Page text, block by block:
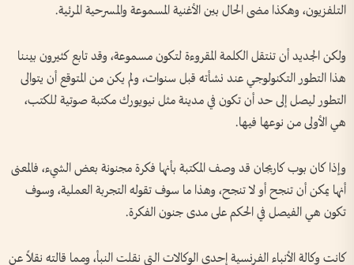
التلفزيون، وهكذا مضى الحال بين الأغنية المسموعة والمسرحية المرئية.
ولكن الجديد أن تنتقل الكلمة المقروءة لتكون مسموعة، وقد تابع كثيرون بيننا
هذا التطور التكنولوجي عند نشأته قبل سنوات، ولم يكن من المتوقع أن يتوالى
التطور ليصل إلى حد أن تكون في مدينة مثل نيويورك مكتبة صوتية للكتب،
هي الأولى من نوعها فيها.
وإذا كان بوب كاريجان قد وصف المكتبة بأنها فكرة مجنونة بعض الشيء، فالمعنى
أنها يمكن أن تنجح أو لا تنجح، وهذا ما سوف تقوله التجربة العملية، وسوف
تكون هي الفيصل في الحكم على مدى جنون الفكرة.
كانت وكالة الأنباء الفرنسية إحدى الوكالات التي نقلت النبأ، ومما قالته نقلاً عن